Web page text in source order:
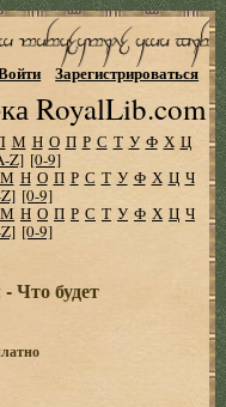
RoyalLib.com
Зарегистрироваться
М Н О П Р С Т У Ф Х Ц
Z] [0-9]
М Н О П Р С Т У Ф Х Ц Ч
[0-9]
М Н О П Р С Т У Ф Х Ц Ч
[0-9]
Что будет